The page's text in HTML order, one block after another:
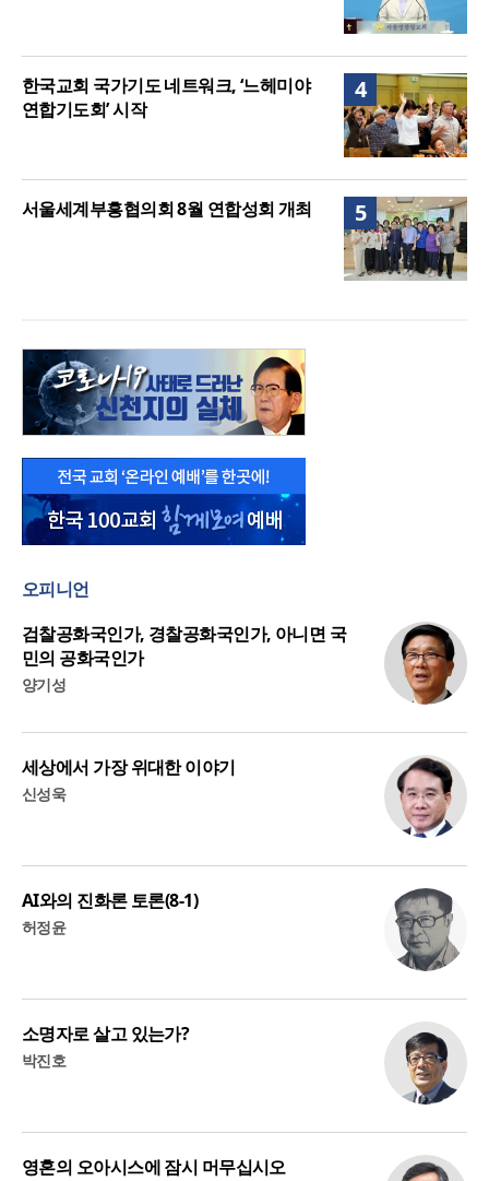
4
한국교회 국가기도 네트워크, ‘느헤미야
연합기도회’ 시작
5
서울세계부흥협의회 8월 연합성회 개최
오피니언
검찰공화국인가, 경찰공화국인가, 아니면 국
민의 공화국인가
양기성
세상에서 가장 위대한 이야기
신성욱
AI와의 진화론 토론(8-1)
허정윤
소명자로 살고 있는가?
박진호
영혼의 오아시스에 잠시 머무십시오